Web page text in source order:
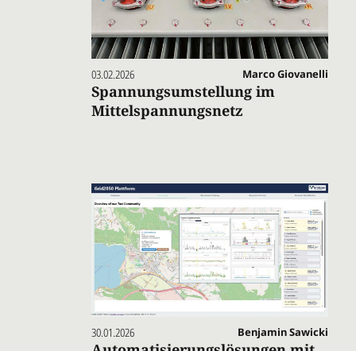
03.02.2026 Marco Giovanelli
Spannungsumstellung im
Mittelspannungsnetz
30.01.2026 Benjamin Sawicki